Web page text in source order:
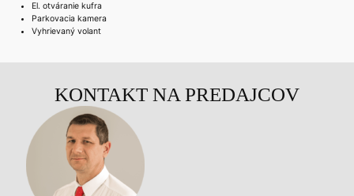
KONTAKT NA PREDAJCOV
El. otváranie kufra
Parkovacia kamera
Vyhrievaný volant